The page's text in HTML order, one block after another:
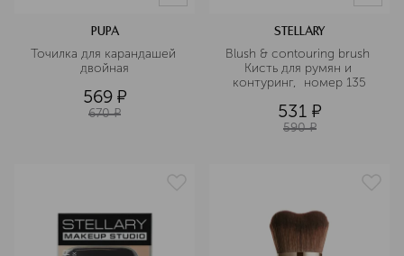
PUPA
Точилка для карандашей
двойная
569 ¤
670 ¤
STELLARY
Blush & contouring brush
Кисть для румян и
контуринг,  номер 135
531 ¤
590 ¤